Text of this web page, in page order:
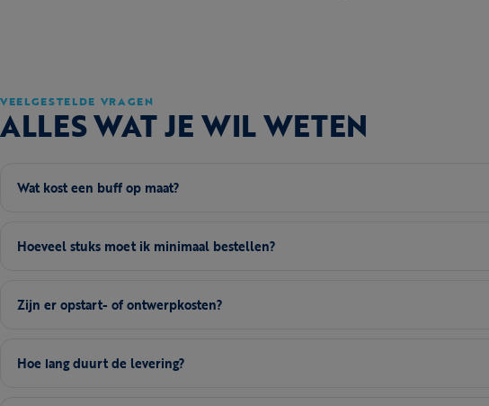
VEELGESTELDE VRAGEN
ALLES WAT JE WIL WETEN
Wat kost een buff op maat?
Hoeveel stuks moet ik minimaal bestellen?
Zijn er opstart- of ontwerpkosten?
Hoe lang duurt de levering?